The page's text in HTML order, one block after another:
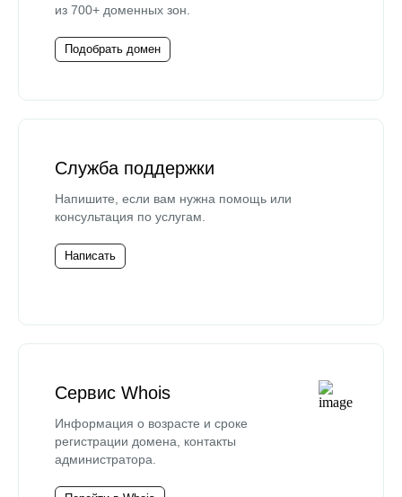
из 700+ доменных зон.
Подобрать домен
Служба поддержки
Напишите, если вам нужна помощь или
консультация по услугам.
Написать
Сервис Whois
Информация о возрасте и сроке
регистрации домена, контакты
администратора.